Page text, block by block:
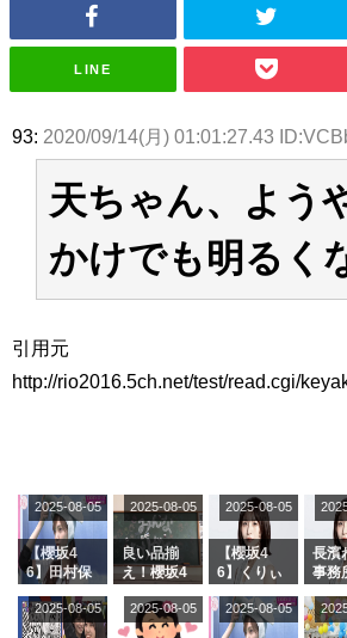
wwwwwwwwwwww
日向坂46まとめのまとめ / 筒井あやめ、アレを
日向坂46まとめのまとめ / 【日向坂46】富田鈴
花考案グッズ＆生写真5種が公開される
アイドル – ぷぅアンテナ / 「乃木坂46ののぎお
アイドル – ぷぅアンテナ / 2022年3月22日（火
アイドル – ぷぅアンテナ / 【乃木坂46】井上和
ぺいとう×いちごみるく×マヨラー星人 と同じと考
ーン.gif
ふぇどみ！ / 【画像】スポ－ツキャスターお姉
Powered by livedoor 相互RSS
LINE
93: 2020/09/14(月) 01:01:27.43
天ちゃん、よう
かけでも明るく
引用元
http://rio2016.5ch.net/test/read.cgi/
【櫻坂4
6】田村保
ージを脱い
でいた理由
2025-08-05
良い品揃
え！櫻坂4
グル『Mak
e or Brea
2025-08-05
【櫻坂4
6】くりぃ
の2人を手
玉に取る大
2025-08-05
長濱
事務
属を
2025-08-05 2025-08-05 2025-08-05